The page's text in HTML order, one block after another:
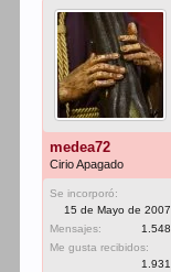
medea72
Cirio Apagado
Se incorporó:
15 de Mayo de 2007
Mensajes:
1.548
Me gusta recibidos:
1.931